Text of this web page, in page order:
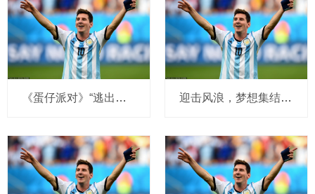
《蛋仔派对》“逃出惊魂夜”又添新成员！新增追捕者 迎击风浪，梦想集结！《第五人格》佣兵电竞系列